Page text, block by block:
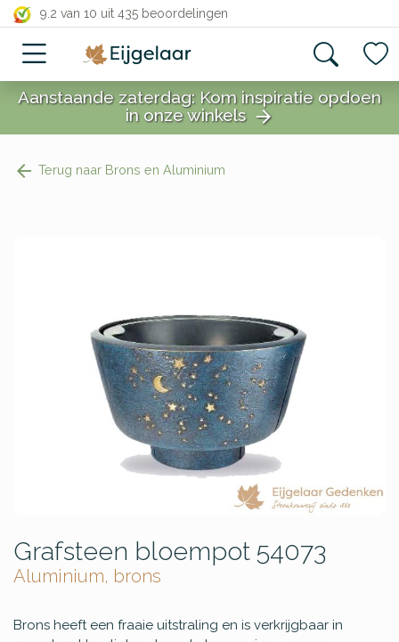
9.2 van 10 uit 435 beoordelingen
close
close
Aanstaande zaterdag: Kom inspiratie opdoen
in onze winkels arrow_forward
Terug naar Brons en Aluminium
Grafsteen bloempot 54073
Aluminium, brons
Brons heeft een fraaie uitstraling en is verkrijgbaar in